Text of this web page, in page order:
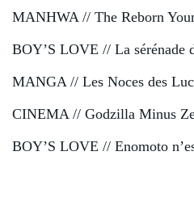
MANHWA // The Reborn
BOY’S LOVE // La sérénade
MANGA // Les Noces des
CINEMA // Godzilla Minus
BOY’S LOVE // Enomoto